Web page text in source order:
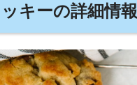
キーの詳細情報